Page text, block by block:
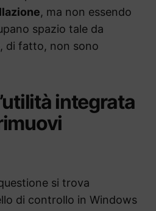
, ma non essendo
spazio tale da
di fatto, non sono
integrata
si trova
di controllo in Windows